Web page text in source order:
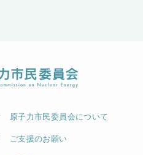
原子力市民委員会について
ご支援のお願い